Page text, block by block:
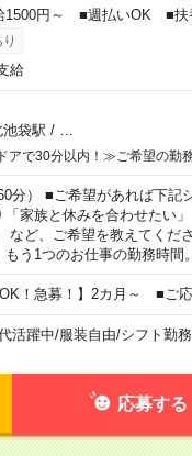
1500円～ ■週払いOK ■
給
池袋駅 / …
アで30分以内！≫ご希望の勤務
分） ■ご希望があれば下記
「家族と休みを合わせたい
など、ご希望を教えてく
う1つのお仕事の勤務時間
OK！急募！】2カ月～ ■ご
活躍中/服装自由/シフト勤務
応募する